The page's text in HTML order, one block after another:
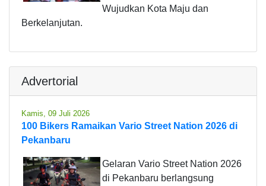
Wujudkan Kota Maju dan
Berkelanjutan.
Advertorial
Kamis, 09 Juli 2026
100 Bikers Ramaikan Vario Street Nation 2026 di
Pekanbaru
Gelaran Vario Street Nation 2026
di Pekanbaru berlangsung